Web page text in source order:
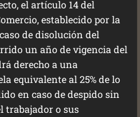
el artículo 14 del
establecido por la
de disolución del
un año de vigencia del
derecho a una
equivalente al 25% de lo
en caso de despido sin
trabajador o sus